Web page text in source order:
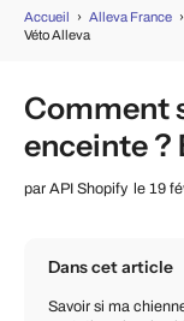
Accueil › Alleva France ›
Véto Alleva
Comment
enceinte ?
par API Shopify le 19
Dans cet article
Savoir si ma